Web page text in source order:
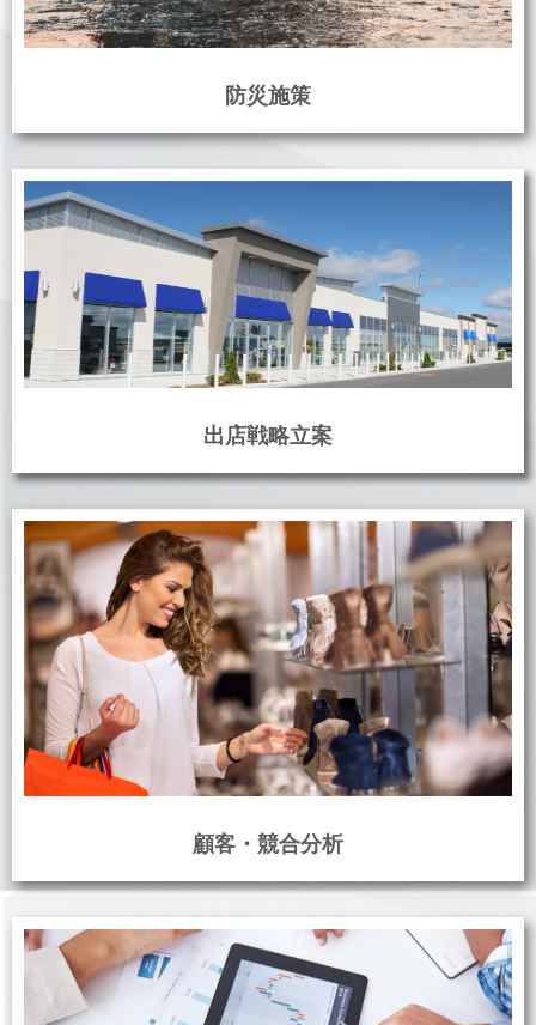
防災施策
出店戦略立案
顧客・競合分析